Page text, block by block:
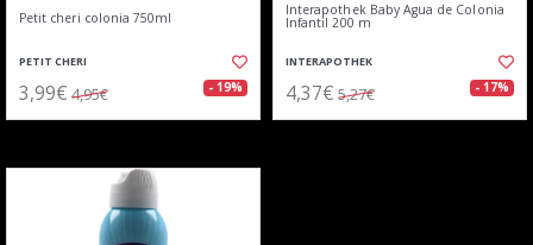
Petit cheri colonia 750ml
PETIT CHERI
3,99€ 4,95€ - 19%
Interapothek Baby Agua de Colonia
Infantil 200 m
INTERAPOTHEK
4,37€ 5,27€ - 17%